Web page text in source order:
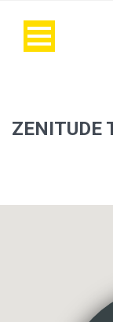
ZENITUDE